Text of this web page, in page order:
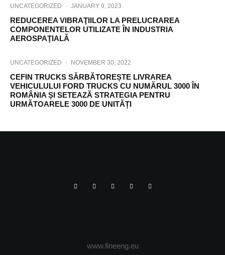
UNCATEGORIZED · JANUARY 9, 2023
REDUCEREA VIBRAŢIILOR LA PRELUCRAREA
COMPONENTELOR UTILIZATE ÎN INDUSTRIA
AEROSPAŢIALĂ
UNCATEGORIZED · NOVEMBER 30, 2022
CEFIN TRUCKS SĂRBĂTOREȘTE LIVRAREA
VEHICULULUI FORD TRUCKS CU NUMĂRUL 3000 ÎN
ROMÂNIA ȘI SETEAZĂ STRATEGIA PENTRU
URMĂTOARELE 3000 DE UNITĂȚI
www.fineeng.eu